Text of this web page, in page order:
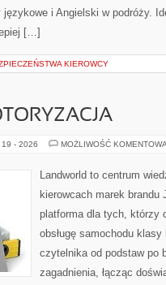
i Angielski w podróży.
[…]
KIEROWCY
19 - 2026 MOŻLIWOŚĆ
Landworld to centrum
kierowcach marek brandu
platforma dla tych, którzy
obsługę samochodu
czytelnika od podstaw po
zagadnienia, łącząc